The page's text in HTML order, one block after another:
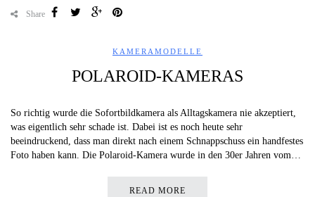
Share
KAMERAMODELLE
POLAROID-KAMERAS
So richtig wurde die Sofortbildkamera als Alltagskamera nie akzeptiert,
was eigentlich sehr schade ist. Dabei ist es noch heute sehr
beeindruckend, dass man direkt nach einem Schnappschuss ein handfestes
Foto haben kann. Die Polaroid-Kamera wurde in den 30er Jahren vom…
READ MORE